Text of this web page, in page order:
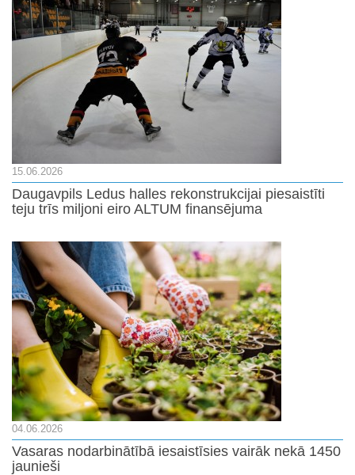
15.06.2026
Daugavpils Ledus halles rekonstrukcijai piesaistīti
teju trīs miljoni eiro ALTUM finansējuma
04.06.2026
Vasaras nodarbinātībā iesaistīsies vairāk nekā 1450
jaunieši